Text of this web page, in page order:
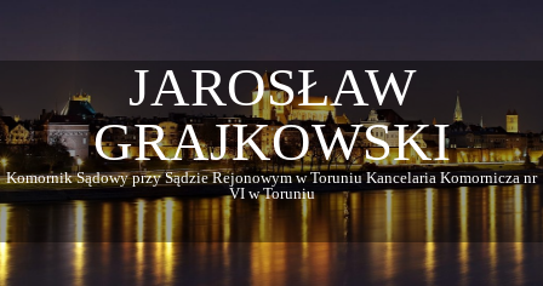
JAROSŁAW
GRAJKOWSKI
Komornik Sądowy przy Sądzie Rejonowym w Toruniu Kancelaria Komornicza nr
VI w Toruniu